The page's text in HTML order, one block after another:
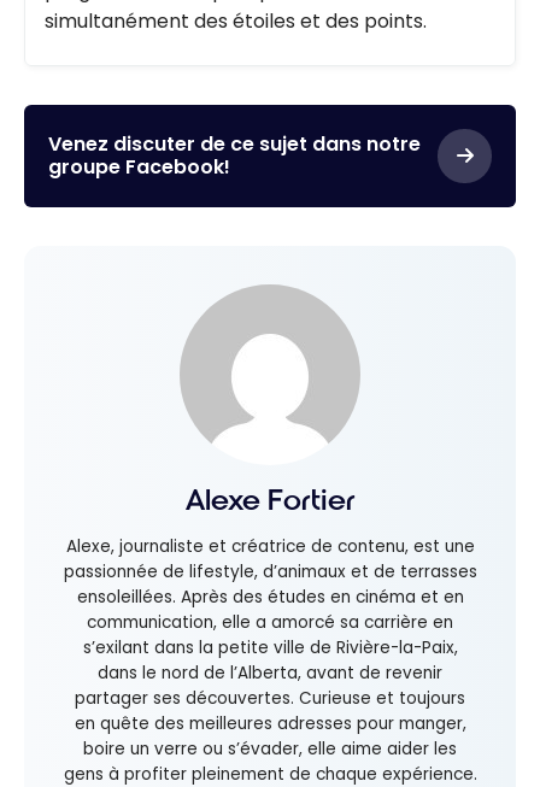
simultanément des étoiles et des points.
Venez discuter de ce sujet dans notre
groupe Facebook!
Alexe Fortier
Alexe, journaliste et créatrice de contenu, est une
passionnée de lifestyle, d’animaux et de terrasses
ensoleillées. Après des études en cinéma et en
communication, elle a amorcé sa carrière en
s’exilant dans la petite ville de Rivière-la-Paix,
dans le nord de l’Alberta, avant de revenir
partager ses découvertes. Curieuse et toujours
en quête des meilleures adresses pour manger,
boire un verre ou s’évader, elle aime aider les
gens à profiter pleinement de chaque expérience.